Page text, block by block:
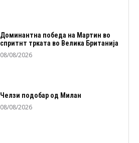
Доминантна победа на Мартин во
спритнт трката во Велика Британија
08/08/2026
Челзи подобaр од Милан
08/08/2026